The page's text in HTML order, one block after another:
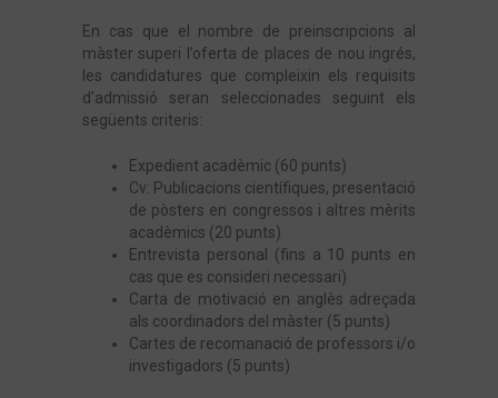
En cas que el nombre de preinscripcions al
màster superi l’oferta de places de nou ingrés,
les candidatures que compleixin els requisits
d'admissió seran seleccionades seguint els
següents criteris:
Expedient acadèmic (60 punts)
Cv: Publicacions científiques, presentació
de pòsters en congressos i altres mèrits
acadèmics (20 punts)
Entrevista personal (fins a 10 punts en
cas que es consideri necessari)
Carta de motivació en anglès adreçada
als coordinadors del màster (5 punts)
Cartes de recomanació de professors i/o
investigadors (5 punts)